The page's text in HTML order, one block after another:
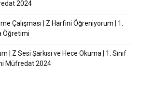
2024
Çalışması | Z Harfini Öğreniyorum | 1.
Öğretimi
| Z Sesi Şarkısı ve Hece Okuma | 1. Sınıf
Müfredat 2024